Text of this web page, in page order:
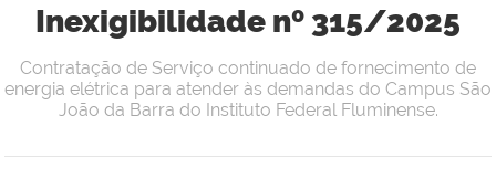
Inexigibilidade nº 315/2025
Contratação de Serviço continuado de fornecimento de
energia elétrica para atender às demandas do Campus São
João da Barra do Instituto Federal Fluminense.